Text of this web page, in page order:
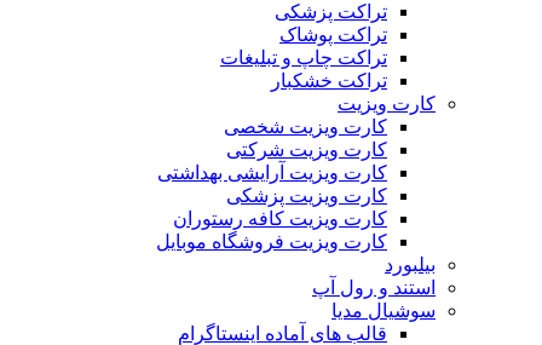
تراکت پزشکی
تراکت پوشاک
تراکت چاپ و تبلیغات
تراکت خشکبار
کارت ویزیت
کارت ویزیت شخصی
کارت ویزیت شرکتی
کارت ویزیت آرایشی بهداشتی
کارت ویزیت پزشکی
کارت ویزیت کافه رستوران
کارت ویزیت فروشگاه موبایل
بیلبورد
استند و رول آپ
سوشیال مدیا
قالب های آماده اینستاگرام